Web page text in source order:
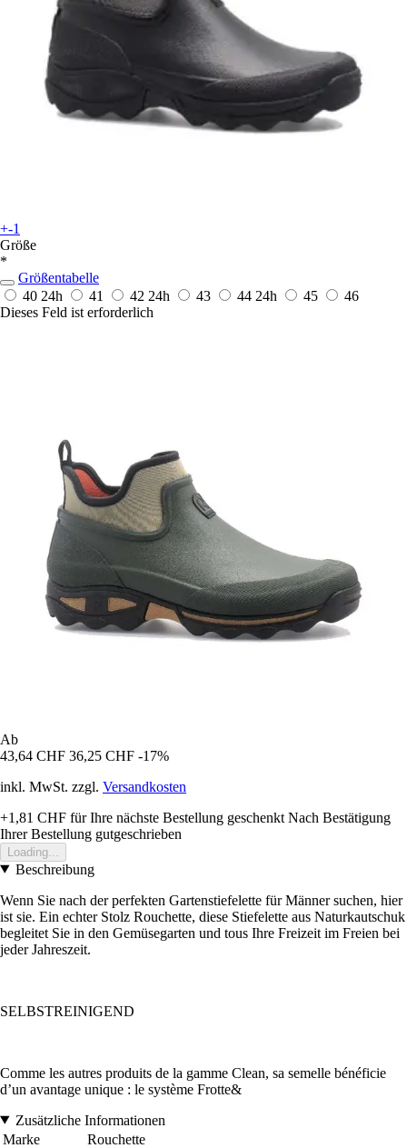
+-1
Größe
*
Größentabelle
40 24h 41 42 24h 43 44 24h 45
46
Dieses Feld ist erforderlich
Ab
43,64 CHF 36,25 CHF -17%
inkl. MwSt. zzgl. Versandkosten
+1,81 CHF für Ihre nächste Bestellung geschenkt Nach Bestätigung
Ihrer Bestellung gutgeschrieben
Loading...
Beschreibung
Wenn Sie nach der perfekten Gartenstiefelette für Männer suchen, hier
ist sie. Ein echter Stolz Rouchette, diese Stiefelette aus Naturkautschuk
begleitet Sie in den Gemüsegarten und tous Ihre Freizeit im Freien bei
jeder Jahreszeit.
SELBSTREINIGEND
Comme les autres produits de la gamme Clean, sa semelle bénéficie
d’un avantage unique : le système Frotte&
Zusätzliche Informationen
Marke
Rouchette